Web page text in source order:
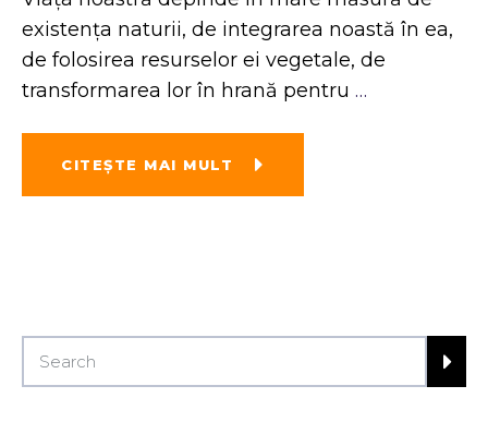
existența naturii, de integrarea noastă în ea,
de folosirea resurselor ei vegetale, de
transformarea lor în hrană pentru …
CITEŞTE MAI MULT